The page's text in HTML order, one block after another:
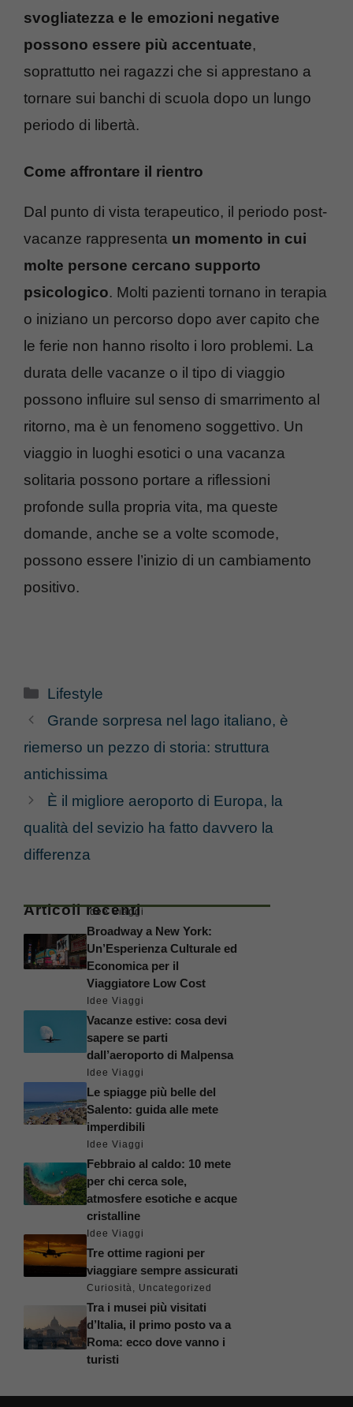
svogliatezza e le emozioni negative
possono essere più accentuate,
soprattutto nei ragazzi che si apprestano a
tornare sui banchi di scuola dopo un lungo
periodo di libertà.
Come affrontare il rientro
Dal punto di vista terapeutico, il periodo post-
vacanze rappresenta un momento in cui
molte persone cercano supporto
psicologico. Molti pazienti tornano in terapia
o iniziano un percorso dopo aver capito che
le ferie non hanno risolto i loro problemi. La
durata delle vacanze o il tipo di viaggio
possono influire sul senso di smarrimento al
ritorno, ma è un fenomeno soggettivo. Un
viaggio in luoghi esotici o una vacanza
solitaria possono portare a riflessioni
profonde sulla propria vita, ma queste
domande, anche se a volte scomode,
possono essere l’inizio di un cambiamento
positivo.
Categorie
Lifestyle
Grande sorpresa nel lago italiano, è
riemerso un pezzo di storia: struttura
antichissima
È il migliore aeroporto di Europa, la
qualità del sevizio ha fatto davvero la
differenza
Articoli recenti
Idee Viaggi
Broadway a New York:
Un’Esperienza Culturale ed
Economica per il
Viaggiatore Low Cost
Idee Viaggi
Vacanze estive: cosa devi
sapere se parti
dall’aeroporto di Malpensa
Idee Viaggi
Le spiagge più belle del
Salento: guida alle mete
imperdibili
Idee Viaggi
Febbraio al caldo: 10 mete
per chi cerca sole,
atmosfere esotiche e acque
cristalline
Idee Viaggi
Tre ottime ragioni per
viaggiare sempre assicurati
Curiosità Uncategorized
Tra i musei più visitati
d’Italia, il primo posto va a
Roma: ecco dove vanno i
turisti